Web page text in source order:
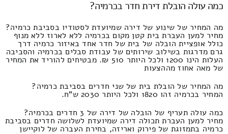
כמה עולה הובלת דירת חדר בכרמיה?
מה המחיר של שינוע של דירה שמיועדת לסטודיו בסביבת כרמיה?
מחיר למען העברת בית קטן מקום בכרמיה ללא לארוז ללא מנוף
כולל אופציית הובלה של בית של חדר אחד באיזור כרמיה דרך
גרם מדרגות בשילוב שירותים של עבודת סבלים בכרמיה והסביבה
העלות הינו 1200 ולכל היותר 510 ₪. מבטיחים להוריד את המחיר
של מאה אחוז מההצעות
מה המחיר של הובלת בית של שני חדרים בסביבת כרמיה?
המחיר בכרמיה זהו 1820 ולכל היותר 2030 ש"ח.
כמה עולה תעריף של הובלה של דירה של 3 חדרים בכרמיה?
מחיר למען העברת תכולה דירה שמיועדת לשלושה חדרים בסביבת
כרמיה בתמזוגת של פירוק ואריזה, בחירת העברה של לוקיישן